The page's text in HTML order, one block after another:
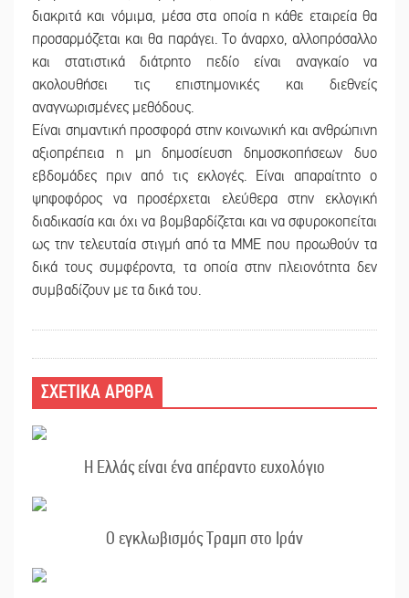
διακριτά και νόμιμα, μέσα στα οποία η κάθε εταιρεία θα
προσαρμόζεται και θα παράγει. Το άναρχο, αλλοπρόσαλλο
και στατιστικά διάτρητο πεδίο είναι αναγκαίο να
ακολουθήσει τις επιστημονικές και διεθνείς
αναγνωρισμένες μεθόδους.
Είναι σημαντική προσφορά στην κοινωνική και ανθρώπινη
αξιοπρέπεια η μη δημοσίευση δημοσκοπήσεων δυο
εβδομάδες πριν από τις εκλογές. Είναι απαραίτητο ο
ψηφοφόρος να προσέρχεται ελεύθερα στην εκλογική
διαδικασία και όχι να βομβαρδίζεται και να σφυροκοπείται
ως την τελευταία στιγμή από τα ΜΜΕ που προωθούν τα
δικά τους συμφέροντα, τα οποία στην πλειονότητα δεν
συμβαδίζουν με τα δικά του.
ΣΧΕΤΙΚΑ ΑΡΘΡΑ
Η Ελλάς είναι ένα απέραντο ευχολόγιο
Ο εγκλωβισμός Τραμπ στο Ιράν